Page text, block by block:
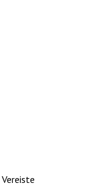
Vereiste